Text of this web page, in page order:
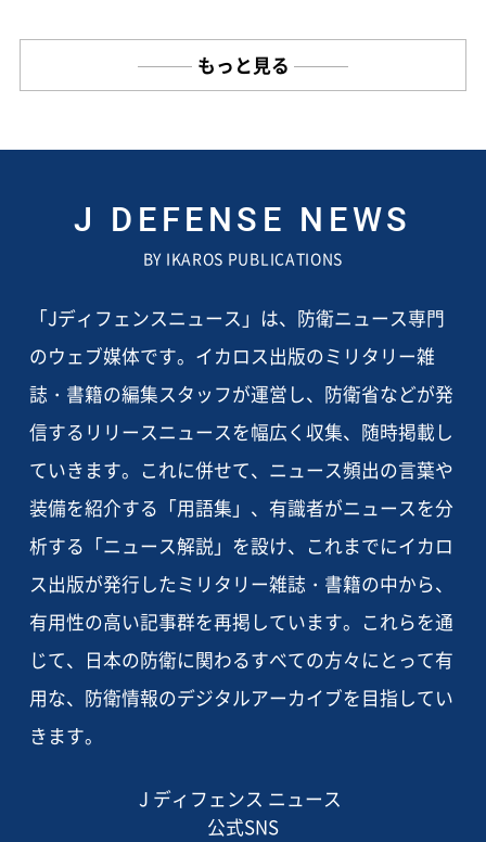
もっと見る
J DEFENSE NEWS
BY IKAROS PUBLICATIONS
「Jディフェンスニュース」は、防衛ニュース専門
のウェブ媒体です。イカロス出版のミリタリー雑
誌・書籍の編集スタッフが運営し、防衛省などが発
信するリリースニュースを幅広く収集、随時掲載し
ていきます。これに併せて、ニュース頻出の言葉や
装備を紹介する「用語集」、有識者がニュースを分
析する「ニュース解説」を設け、これまでにイカロ
ス出版が発行したミリタリー雑誌・書籍の中から、
有用性の高い記事群を再掲しています。これらを通
じて、日本の防衛に関わるすべての方々にとって有
用な、防衛情報のデジタルアーカイブを目指してい
きます。
J ディフェンス ニュース
公式SNS